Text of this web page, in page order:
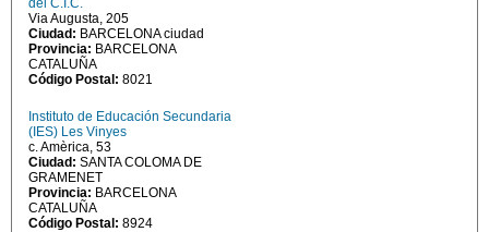
del C.I.C.
Via Augusta, 205
Ciudad: BARCELONA ciudad
Provincia: BARCELONA
CATALUÑA
Código Postal: 8021
Instituto de Educación Secundaria
(IES) Les Vinyes
c. Amèrica, 53
Ciudad: SANTA COLOMA DE
GRAMENET
Provincia: BARCELONA
CATALUÑA
Código Postal: 8924